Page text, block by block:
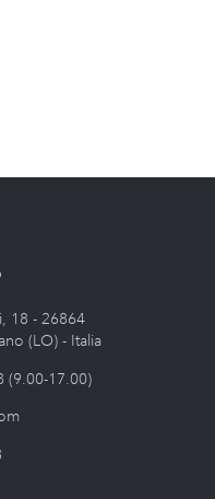
18 - 26864
(LO) - Italia
(9.00-17.00)